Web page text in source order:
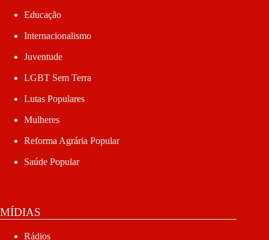
Educação
Internacionalismo
Juventude
LGBT Sem Terra
Lutas Populares
Mulheres
Reforma Agrária Popular
Saúde Popular
MÍDIAS
Rádios